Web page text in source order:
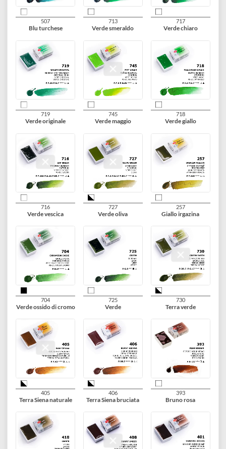
521
Blu oltremare scuro
510
Lacca blu
524
Blu indantrene
516 531 533
cromo
507
Blu turchese
713
Verde smeraldo
717
Verde chiaro
719 745 718